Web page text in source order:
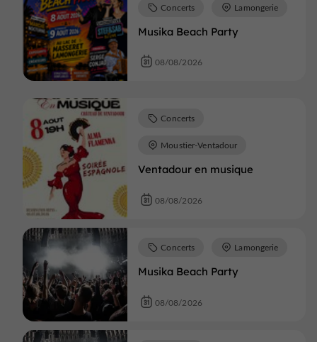
Musika Beach Party
Concerts Lamongerie
08/08/2026
Ventadour en musique
Concerts
Moustier-Ventadour
08/08/2026
Musika Beach Party
Concerts Lamongerie
08/08/2026